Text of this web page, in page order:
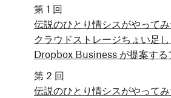
第 1 回
伝説のひとり情シスがやってみ
クラウドストレージちょい足
Dropbox Business が提案する
第 2 回
伝説のひとり情シスがやってみ